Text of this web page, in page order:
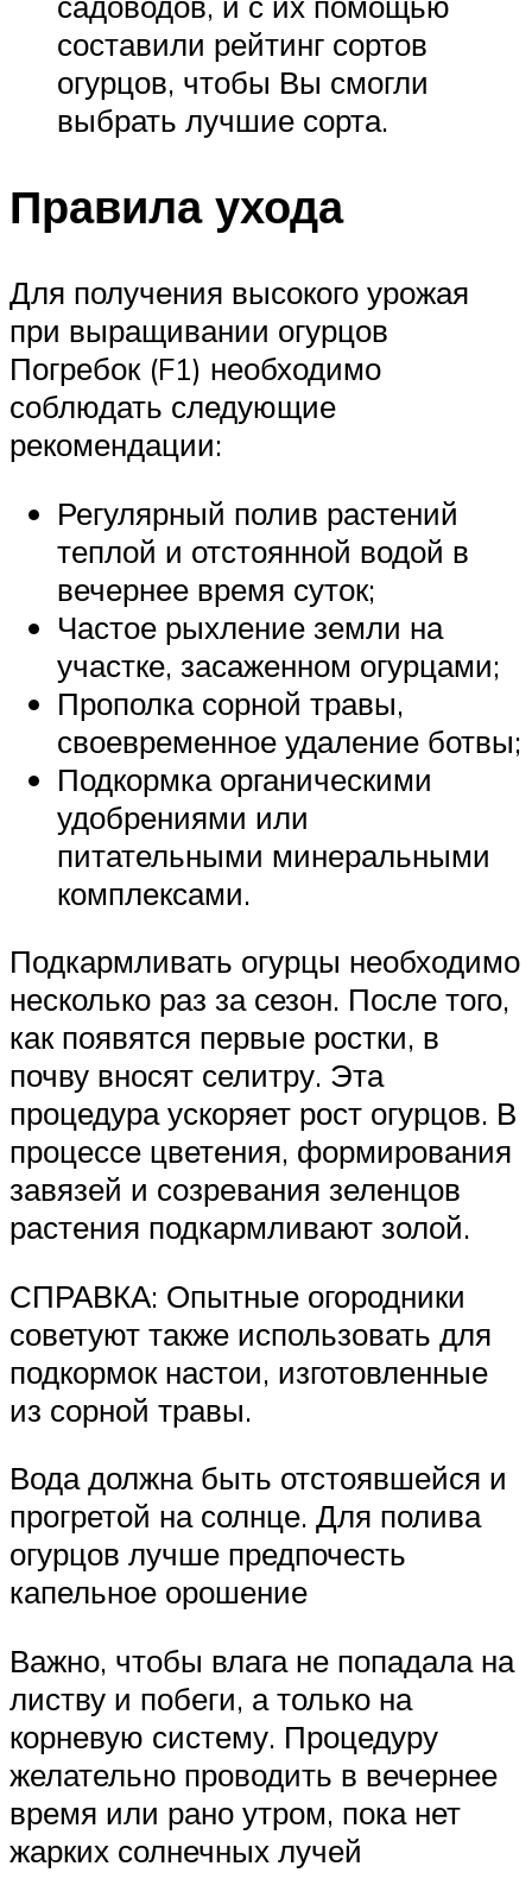
составили рейтинг сортов
огурцов, чтобы Вы смогли
выбрать лучшие сорта.
Правила ухода
Для получения высокого урожая
при выращивании огурцов
Погребок (F1) необходимо
соблюдать следующие
рекомендации:
Регулярный полив растений
теплой и отстоянной водой в
вечернее время суток;
Частое рыхление земли на
участке, засаженном огурцами;
Прополка сорной травы,
своевременное удаление ботвы;
Подкормка органическими
удобрениями или
питательными минеральными
комплексами.
Подкармливать огурцы необходимо
несколько раз за сезон. После того,
как появятся первые ростки, в
почву вносят селитру. Эта
процедура ускоряет рост огурцов. В
процессе цветения, формирования
завязей и созревания зеленцов
растения подкармливают золой.
СПРАВКА: Опытные огородники
советуют также использовать для
подкормок настои, изготовленные
из сорной травы.
Вода должна быть отстоявшейся и
прогретой на солнце. Для полива
огурцов лучше предпочесть
капельное орошение
Важно, чтобы влага не попадала на
листву и побеги, а только на
корневую систему. Процедуру
желательно проводить в вечернее
время или рано утром, пока нет
жарких солнечных лучей